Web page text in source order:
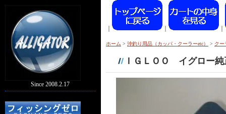
Since 2008.2.17
ホーム > 沖釣り用品（カッパ・クーラーetc） > クー
ＩＧＬＯＯ イグロー